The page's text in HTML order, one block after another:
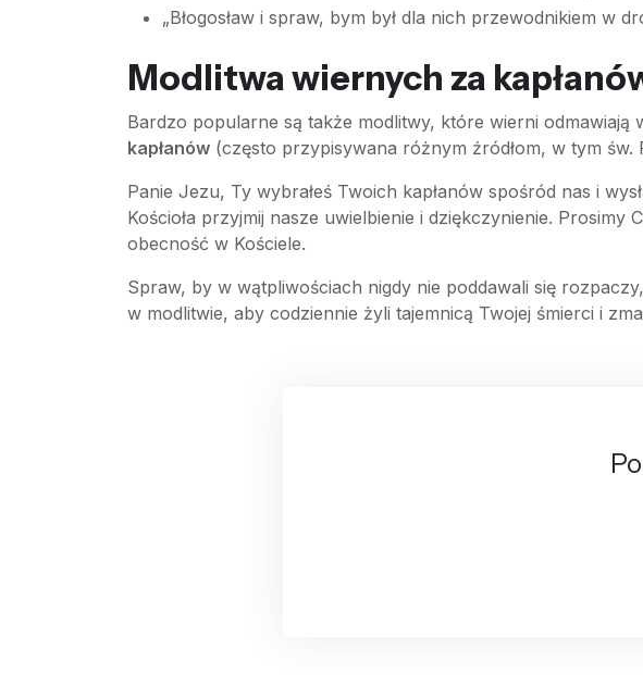
„Błogosław i spraw, bym był dla nich przewodnikiem w
Modlitwa wiernych za
Bardzo popularne są także modlitwy, które wierni
kapłanów (często przypisywana różnym źródłom, w tym św.
Panie Jezu, Ty wybrałeś Twoich kapłanów spośród nas i
Kościoła przyjmij nasze uwielbienie i dziękczynienie. Prosimy
obecność w Kościele.
Spraw, by w wątpliwościach nigdy nie poddawali się
w modlitwie, aby codziennie żyli tajemnicą Twojej śmierci i